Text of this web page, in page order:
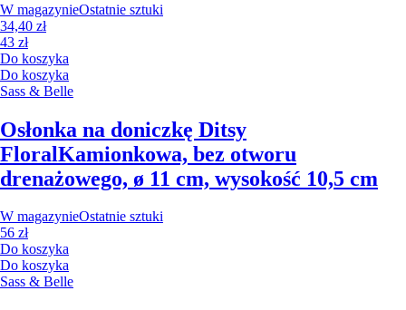
W magazynieOstatnie sztuki
34,40 zł
43 zł
Do koszyka
Do koszyka
Sass & Belle
Osłonka na doniczkę Ditsy
FloralKamionkowa, bez otworu
drenażowego, ø 11 cm, wysokość 10,5 cm
W magazynieOstatnie sztuki
56 zł
Do koszyka
Do koszyka
Sass & Belle